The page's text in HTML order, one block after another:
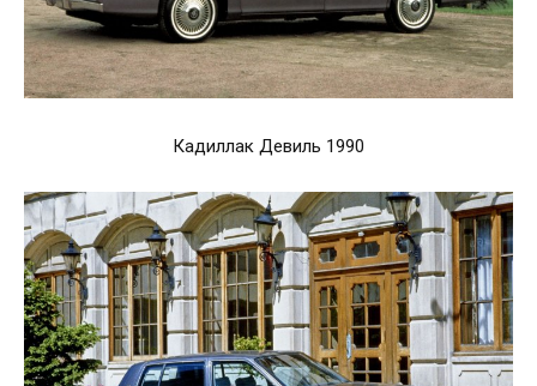
Кадиллак Девиль 1990